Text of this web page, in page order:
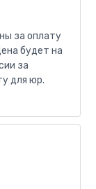
за оплату
будет на
за
для юр.